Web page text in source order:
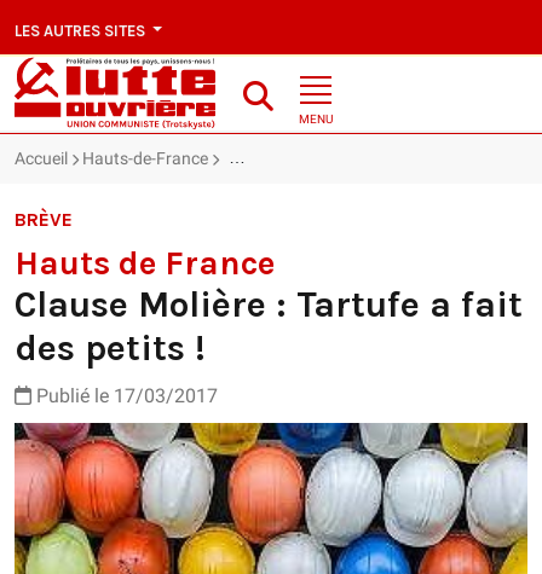
LES AUTRES SITES
MENU
Accueil Hauts-de-France Hauts de France : Clause Molière : Tartufe
BRÈVE
Hauts de France
Clause Molière : Tartufe a fait
des petits !
Publié le 17/03/2017